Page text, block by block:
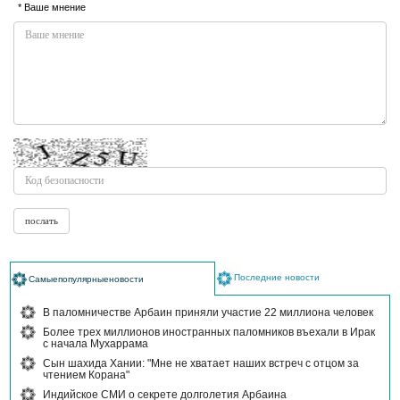
* Ваше мнение
Самыепопулярныеновости Последние новости
В паломничестве Арбаин приняли участие 22 миллиона человек
Более трех миллионов иностранных паломников въехали в Ирак
с начала Мухаррама
Сын шахида Хании: "Мне не хватает наших встреч с отцом за
чтением Корана"
Индийское СМИ о секрете долголетия Арбаина